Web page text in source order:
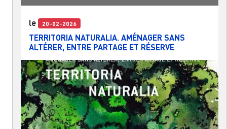
le 20-02-2026
TERRITORIA NATURALIA. AMÉNAGER SANS
ALTÉRER, ENTRE PARTAGE ET RÉSERVE